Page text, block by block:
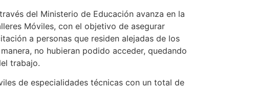
del Ministerio de Educación avanza en la
Móviles, con el objetivo de asegurar
a personas que residen alejadas de los
no hubieran podido acceder, quedando
trabajo.
de especialidades técnicas con un total de